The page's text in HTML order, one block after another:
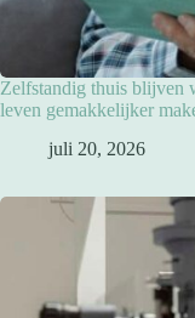
Zelfstandig thuis blijven
leven gemakkelijker
juli 20, 2026